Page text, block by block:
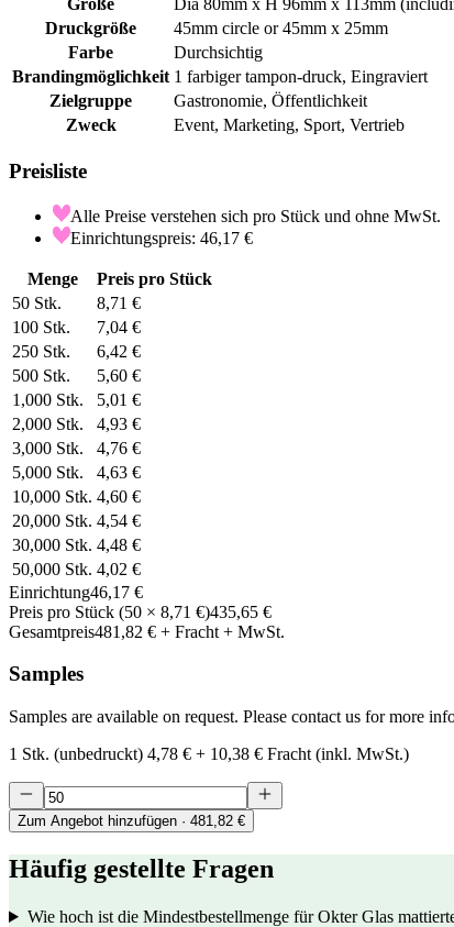
Größe
Dia 80mm x H 96mm x 113mm
Druckgröße
45mm circle or 45mm x 25mm
Farbe
Durchsichtig
Brandingmöglichkeit 1 farbiger tampon-druck, Eingraviert
Zielgruppe
Gastronomie, Öffentlichkeit
Zweck
Event, Marketing, Sport, Vertrieb
Preisliste
Alle Preise verstehen sich pro Stück und ohne MwSt.
Einrichtungspreis: 46,17 €
Menge
Preis pro Stück
50 Stk.
8,71 €
100 Stk.
7,04 €
250 Stk.
6,42 €
500 Stk.
5,60 €
1,000 Stk.
5,01 €
2,000 Stk.
4,93 €
3,000 Stk.
4,76 €
5,000 Stk.
4,63 €
10,000 Stk. 4,60 €
20,000 Stk. 4,54 €
30,000 Stk. 4,48 €
50,000 Stk. 4,02 €
Einrichtung46,17 €
Preis pro Stück (50 × 8,71 €)435,65 €
Gesamtpreis481,82 € + Fracht + MwSt.
Samples
Samples are available on request. Please contact us for more
1 Stk. (unbedruckt) 4,78 € + 10,38 € Fracht (inkl. MwSt.)
Zum Angebot hinzufügen · 481,82 €
Häufig gestellte Fragen
Wie hoch ist die Mindestbestellmenge für Okter Glas